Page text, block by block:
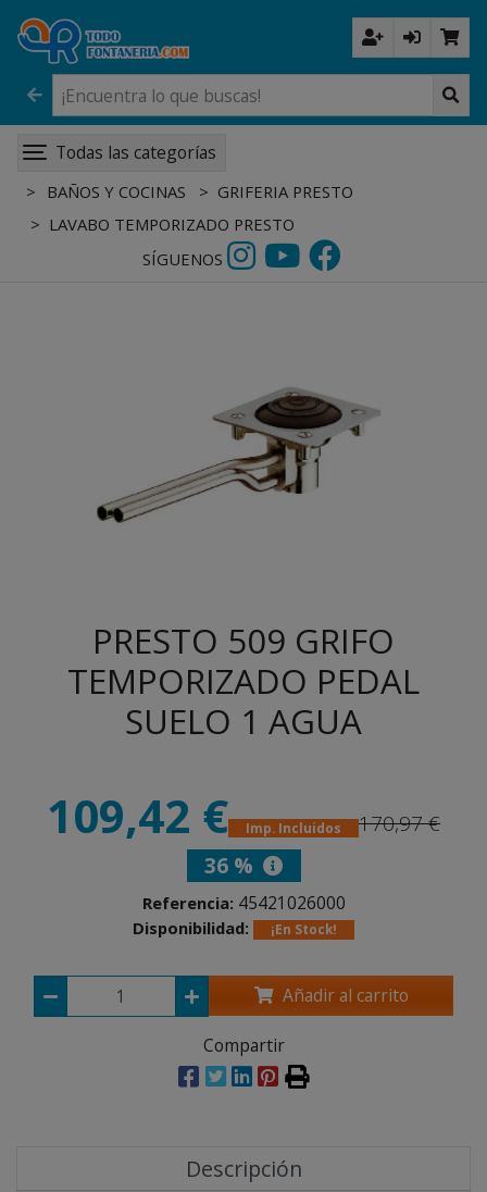
Todas las categorías
BAÑOS Y COCINAS
GRIFERIA PRESTO
LAVABO TEMPORIZADO PRESTO
SÍGUENOS
PRESTO 509 GRIFO
TEMPORIZADO PEDAL
SUELO 1 AGUA
109,42 € Imp. Incluidos
170,97 €
36 %
Referencia: 45421026000
Disponibilidad: ¡En Stock!
Añadir al carrito
Compartir
Descripción